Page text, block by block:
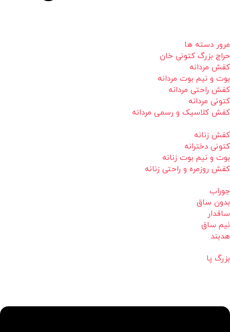
مرور دسته ها
حراج بزرگ کتونی خان
کفش مردانه
بوت و نیم بوت مردانه
کفش راحتی مردانه
کتونی مردانه
کفش کلاسیک و رسمی مردانه
کفش زنانه
کتونی دخترانه
بوت و نیم بوت زنانه
کفش روزمره و راحتی زنانه
جوراب
بدون ساق
ساقدار
نیم ساق
هدبند
بزرگ پا